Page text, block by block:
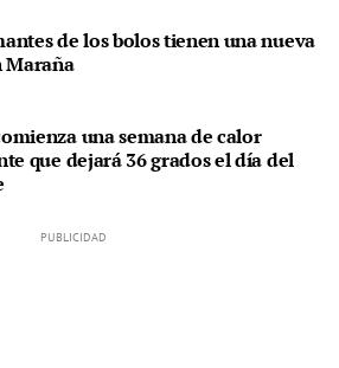
de los bolos tienen una nueva
Maraña
una semana de calor
que dejará 36 grados el día del